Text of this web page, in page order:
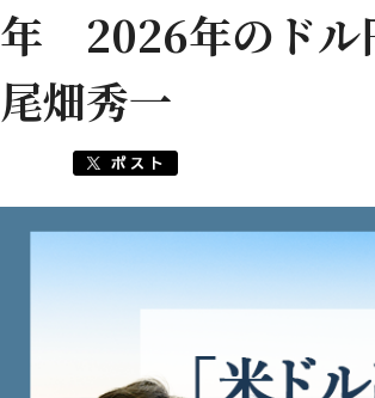
年 2026年のドル
尾畑秀一